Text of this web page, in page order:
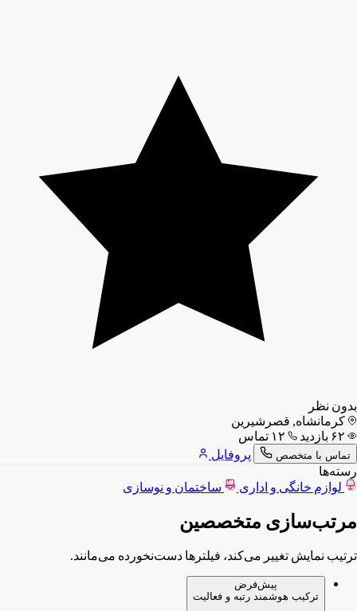
بدون نظر
کرمانشاه, قصرشیرین
تماس با متخصص
پروفایل
رسته‌ها
لوازم خانگی و اداری
ساختمان و نوسازی
مرتب‌سازی متخصصین
ترتیب نمایش تغییر می‌کند، فیلترها دست‌نخورده می‌مانند.
پیش‌فرض
ترکیب هوشمند رتبه و فعالیت